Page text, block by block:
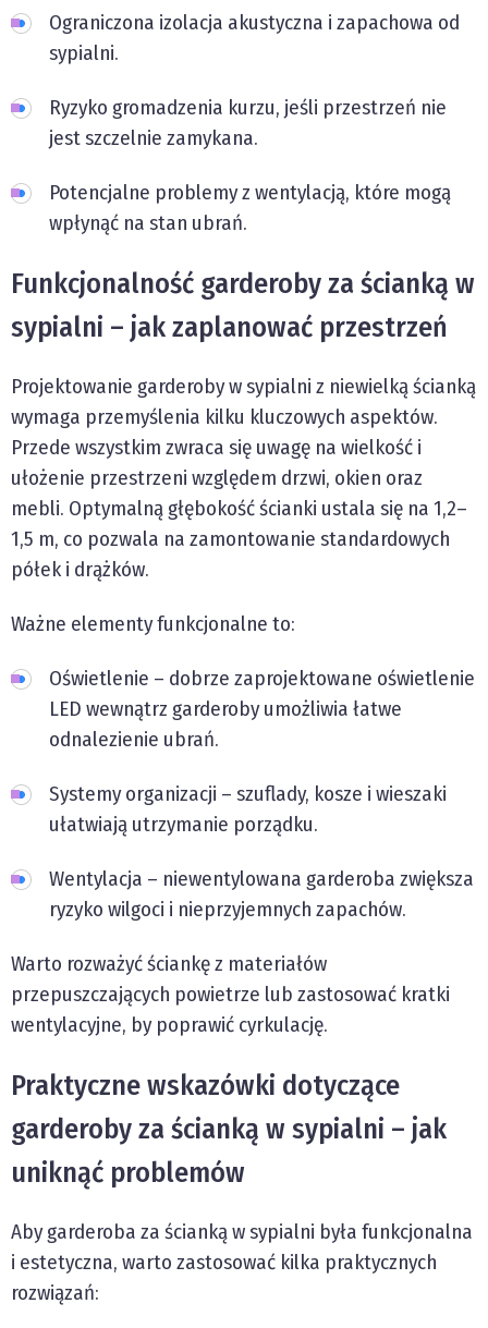
Ograniczona izolacja akustyczna i zapachowa od
sypialni.
Ryzyko gromadzenia kurzu, jeśli przestrzeń nie
jest szczelnie zamykana.
Potencjalne problemy z wentylacją, które mogą
wpłynąć na stan ubrań.
Funkcjonalność garderoby za ścianką w
sypialni – jak zaplanować przestrzeń
Projektowanie garderoby w sypialni z niewielką ścianką
wymaga przemyślenia kilku kluczowych aspektów.
Przede wszystkim zwraca się uwagę na wielkość i
ułożenie przestrzeni względem drzwi, okien oraz
mebli. Optymalną głębokość ścianki ustala się na 1,2–
1,5 m, co pozwala na zamontowanie standardowych
półek i drążków.
Ważne elementy funkcjonalne to:
Oświetlenie – dobrze zaprojektowane oświetlenie
LED wewnątrz garderoby umożliwia łatwe
odnalezienie ubrań.
Systemy organizacji – szuflady, kosze i wieszaki
ułatwiają utrzymanie porządku.
Wentylacja – niewentylowana garderoba zwiększa
ryzyko wilgoci i nieprzyjemnych zapachów.
Warto rozważyć ściankę z materiałów
przepuszczających powietrze lub zastosować kratki
wentylacyjne, by poprawić cyrkulację.
Praktyczne wskazówki dotyczące
garderoby za ścianką w sypialni – jak
uniknąć problemów
Aby garderoba za ścianką w sypialni była funkcjonalna
i estetyczna, warto zastosować kilka praktycznych
rozwiązań: